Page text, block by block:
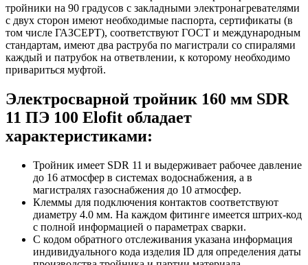
тройники на 90 градусов с закладными электронагревателями
с двух сторон имеют необходимые паспорта, сертификаты (в
том числе ГАЗСЕРТ), соответствуют ГОСТ и международным
стандартам, имеют два раструба по магистрали со спиралями
каждый и патрубок на ответвлении, к которому необходимо
привариться муфтой.
Электросварной тройник 160 мм SDR
11 ПЭ 100 Elofit обладает
характеристиками:
Тройник имеет SDR 11 и выдерживает рабочее давление
до 16 атмосфер в системах водоснабжения, а в
магистралях газоснабжения до 10 атмосфер.
Клеммы для подключения контактов соответствуют
диаметру 4.0 мм. На каждом фитинге имеется штрих-код
с полной информацией о параметрах сварки.
С кодом обратного отслеживания указана информация
индивидуального кода изделия ID для определения даты